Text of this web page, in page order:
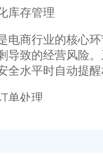
存管理
商行业的核心环
导致的经营风险
全水平时自动提
处理